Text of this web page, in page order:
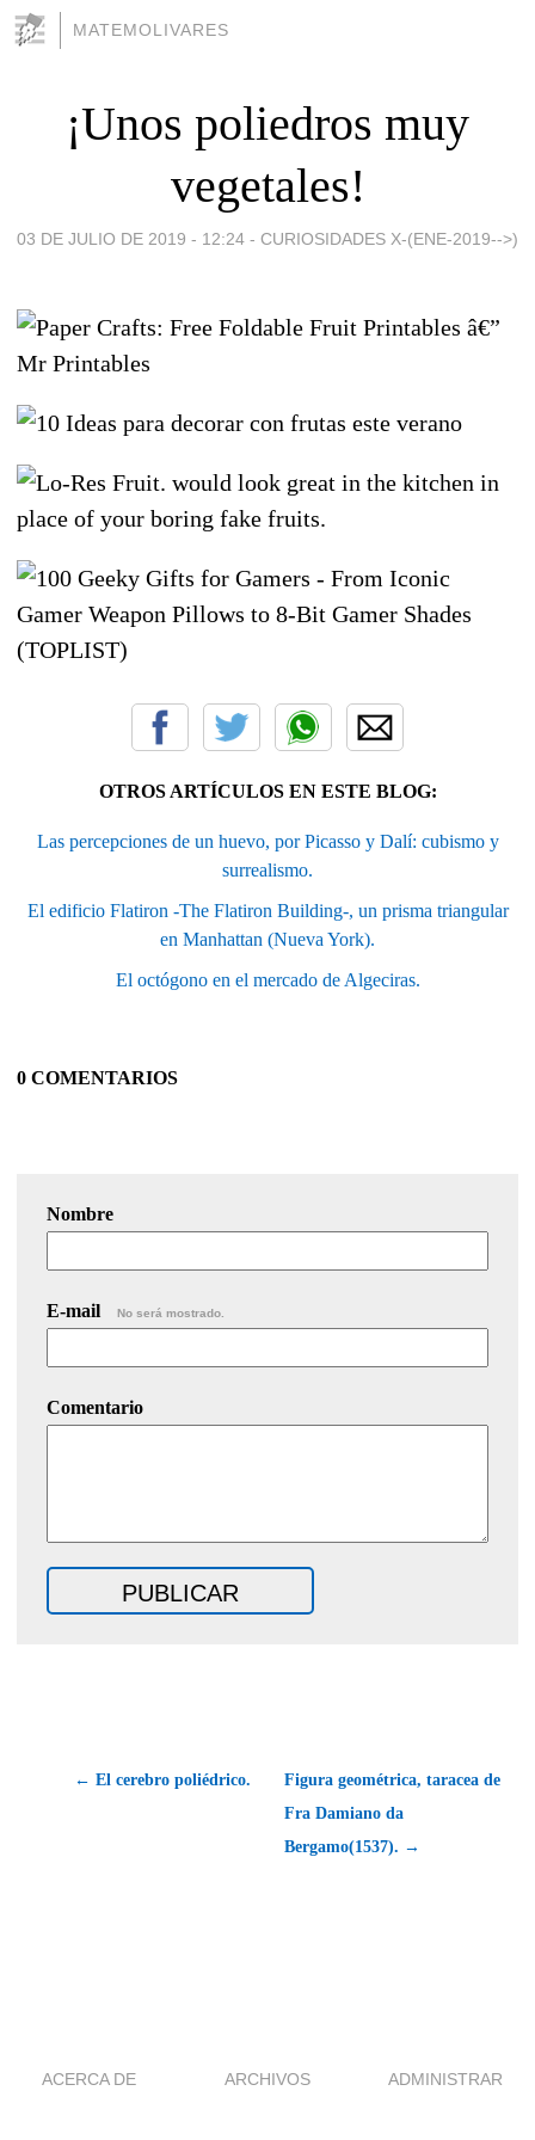
MATEMOLIVARES
¡Unos poliedros muy
vegetales!
03 DE JULIO DE 2019 - 12:24 - CURIOSIDADES X-(ENE-2019-->)
OTROS ARTÍCULOS EN ESTE BLOG:
Las percepciones de un huevo, por Picasso y Dalí: cubismo y
surrealismo.
El edificio Flatiron -The Flatiron Building-, un prisma triangular
en Manhattan (Nueva York).
El octógono en el mercado de Algeciras.
0 COMENTARIOS
Nombre
E-mail No será mostrado.
Comentario
← El cerebro poliédrico.
Figura geométrica, taracea de
Fra Damiano da
Bergamo(1537). →
ACERCA DE ARCHIVOS ADMINISTRAR